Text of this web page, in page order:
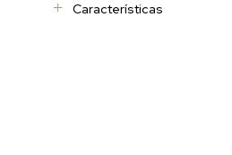
Características